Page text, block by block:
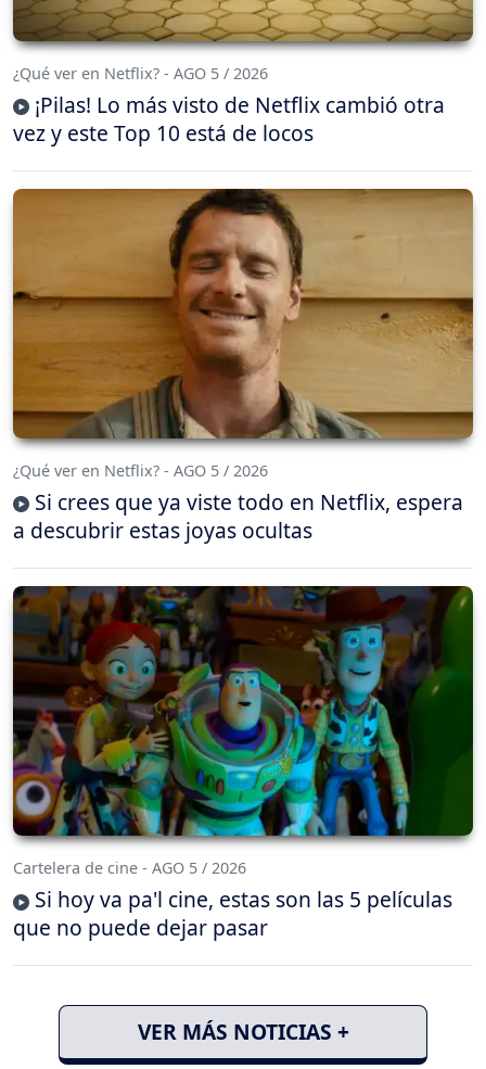
¿Qué ver en Netflix? - AGO 5 / 2026
¡Pilas! Lo más visto de Netflix cambió otra
vez y este Top 10 está de locos
¿Qué ver en Netflix? - AGO 5 / 2026
Si crees que ya viste todo en Netflix, espera
a descubrir estas joyas ocultas
Cartelera de cine - AGO 5 / 2026
Si hoy va pa'l cine, estas son las 5 películas
que no puede dejar pasar
VER MÁS NOTICIAS +